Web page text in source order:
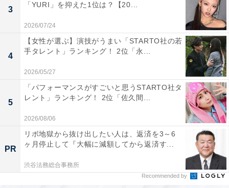
1位：ジヒョ
3
「YURI」を抑えた1位は？【20...
2026/07/24
4
【女性が選ぶ】演技がうまい「STARTO社の若
手タレント」ランキング！ 2位「永...
2026/05/27
5
「パフォーマンスがすごいと思うSTARTO社タ
レント」ランキング！ 2位「佐久間...
2026/08/06
PR
リボ地獄から抜け出したい人は、返済を3～6
ヶ月停止して『大幅に減額してから返済す...
渋谷法務総合事務所
Recommended by